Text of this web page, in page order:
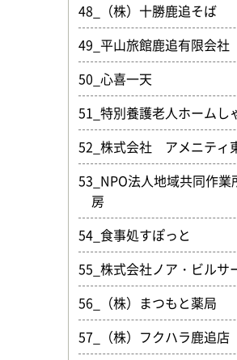
48_（株）十勝鹿追そば
49_平山旅館鹿追有限会社
50_心喜一天
51_特別養護老人ホームし
52_株式会社 アメニティ
53_NPO法人地域共同作業
房
54_食事処すぽっと
55_株式会社ノア・ビルサ
56_（株）まつもと薬局
57_（株）フクハラ鹿追店